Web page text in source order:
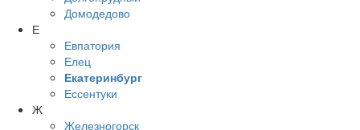
Домодедово
Е
Евпатория
Елец
Екатеринбург
Ессентуки
Ж
Железногорск